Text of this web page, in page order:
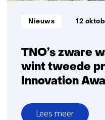
TNO’s zware
wint tweede
Innovation
Informatietype:
Nieuws 12
Lees meer